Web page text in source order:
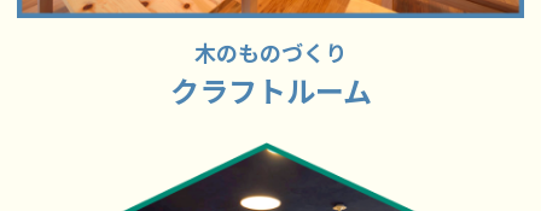
木のものづくり
クラフトルーム